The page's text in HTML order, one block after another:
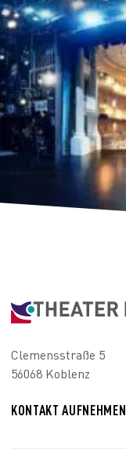
Clemensstraße 5
56068 Koblenz
KONTAKT AUFNEHMEN